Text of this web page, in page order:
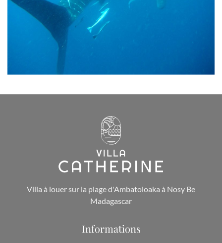
Villa à louer sur la plage d'Ambatoloaka à Nosy Be
Madagascar
Informations